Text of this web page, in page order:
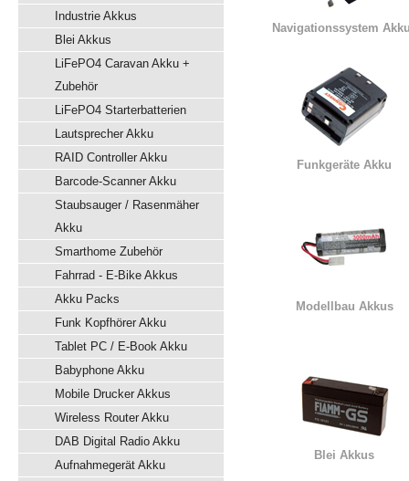
Industrie Akkus
Blei Akkus
LiFePO4 Caravan Akku +
Zubehör
LiFePO4 Starterbatterien
Lautsprecher Akku
RAID Controller Akku
Barcode-Scanner Akku
Staubsauger / Rasenmäher
Akku
Smarthome Zubehör
Fahrrad - E-Bike Akkus
Akku Packs
Funk Kopfhörer Akku
Tablet PC / E-Book Akku
Babyphone Akku
Mobile Drucker Akkus
Wireless Router Akku
DAB Digital Radio Akku
Aufnahmegerät Akku
Navigationssystem
Funkgeräte Akku
Modellbau Akkus
Blei Akkus